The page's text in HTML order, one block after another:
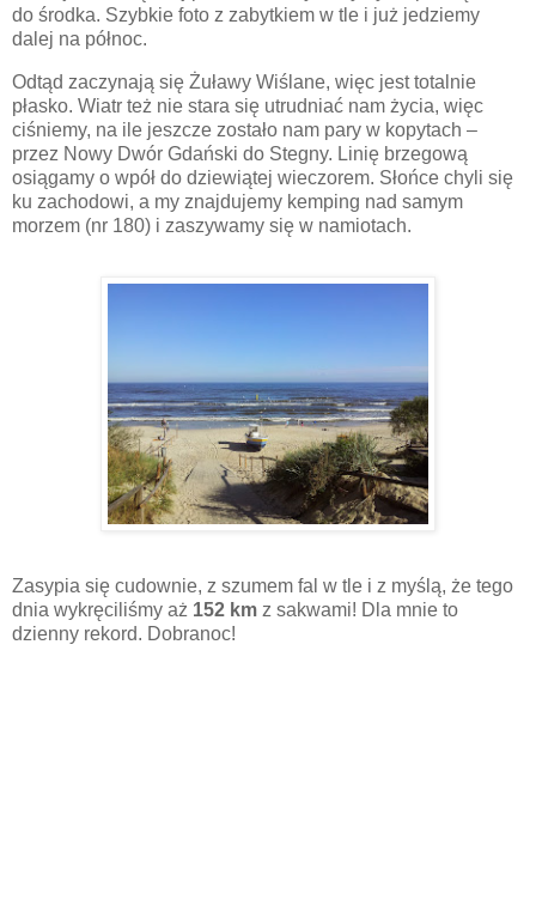
do środka. Szybkie foto z zabytkiem w tle i już jedziemy
dalej na północ.
Odtąd zaczynają się Żuławy Wiślane, więc jest totalnie
płasko. Wiatr też nie stara się utrudniać nam życia, więc
ciśniemy, na ile jeszcze zostało nam pary w kopytach –
przez Nowy Dwór Gdański do Stegny. Linię brzegową
osiągamy o wpół do dziewiątej wieczorem. Słońce chyli się
ku zachodowi, a my znajdujemy kemping nad samym
morzem (nr 180) i zaszywamy się w namiotach.
Zasypia się cudownie, z szumem fal w tle i z myślą, że tego
dnia wykręciliśmy aż 152 km z sakwami! Dla mnie to
dzienny rekord. Dobranoc!